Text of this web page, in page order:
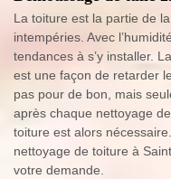
La toiture est la partie de
intempéries. Avec
tendances à s’y installer.
est une façon de retarder
pas pour de bon, mais
après chaque nettoyage
toiture est alors
nettoyage de toiture à
votre demande.